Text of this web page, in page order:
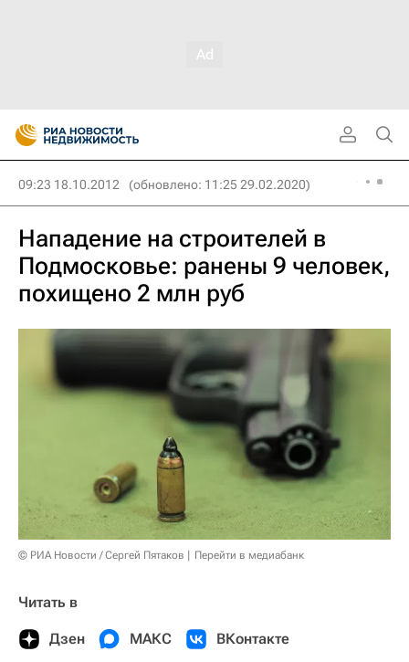
09:23 18.10.2012 (обновлено: 11:25 29.02.2020)
Нападение на строителей в
Подмосковье: ранены 9 человек,
похищено 2 млн руб
© РИА Новости / Сергей Пятаков Перейти в медиабанк
Читать в
Дзен МАКС ВКонтакте